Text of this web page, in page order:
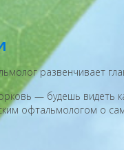
развенчивает
— будешь
офтальмологом о